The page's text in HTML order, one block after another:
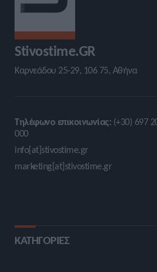
Stivostime.GR
Καρνεάδου 25-29, 106 75, Αθήνα
Τηλέφωνο επικοινωνίας: (+30) 697
000
info[at]stivostime.gr
marketing[at]stivostime.gr
ΚΑΤΗΓΟΡΙΕΣ